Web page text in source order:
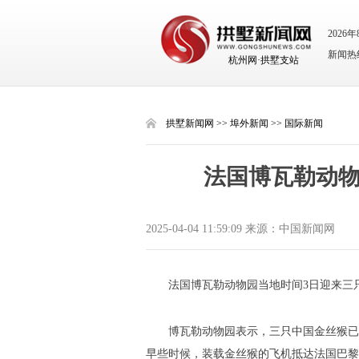
杭州网·拱墅支站
2026
新闻热
拱墅新闻网 >> 埠外新闻 >> 国际新闻
法国博瓦勒动
2025-04-04 11:59:09 来源：中国新闻网
法国博瓦勒动物园当地时间3日迎来三
博瓦勒动物园表示，三只中国金丝猴
早些时候，装载金丝猴的飞机抵达法国巴